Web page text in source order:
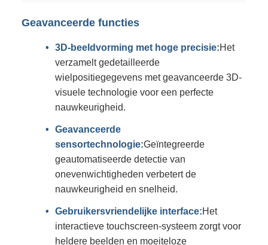
Geavanceerde functies
3D-beeldvorming met hoge precisie:Het
verzamelt gedetailleerde
wielpositiegegevens met geavanceerde 3D-
visuele technologie voor een perfecte
nauwkeurigheid.
Geavanceerde
sensortechnologie:Geïntegreerde
geautomatiseerde detectie van
onevenwichtigheden verbetert de
nauwkeurigheid en snelheid.
Gebruikersvriendelijke interface:Het
interactieve touchscreen-systeem zorgt voor
heldere beelden en moeiteloze